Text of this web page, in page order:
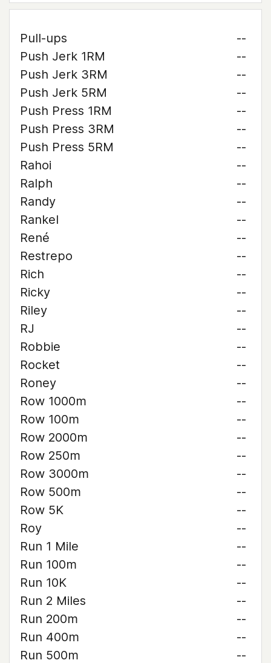
Pull-ups
--
Push Jerk 1RM
--
Push Jerk 3RM
--
Push Jerk 5RM
--
Push Press 1RM
--
Push Press 3RM
--
Push Press 5RM
--
Rahoi
--
Ralph
--
Randy
--
Rankel
--
René
--
Restrepo
--
Rich
--
Ricky
--
Riley
--
RJ
--
Robbie
--
Rocket
--
Roney
--
Row 1000m
--
Row 100m
--
Row 2000m
--
Row 250m
--
Row 3000m
--
Row 500m
--
Row 5K
--
Roy
--
Run 1 Mile
--
Run 100m
--
Run 10K
--
Run 2 Miles
--
Run 200m
--
Run 400m
--
Run 500m
--